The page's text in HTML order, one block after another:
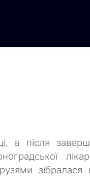
а після